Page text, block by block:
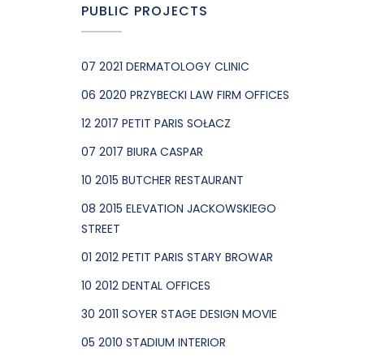
PUBLIC PROJECTS
07 2021 DERMATOLOGY CLINIC
06 2020 PRZYBECKI LAW FIRM OFFICES
12 2017 PETIT PARIS SOŁACZ
07 2017 BIURA CASPAR
10 2015 BUTCHER RESTAURANT
08 2015 ELEVATION JACKOWSKIEGO
STREET
01 2012 PETIT PARIS STARY BROWAR
10 2012 DENTAL OFFICES
30 2011 SOYER STAGE DESIGN MOVIE
05 2010 STADIUM INTERIOR